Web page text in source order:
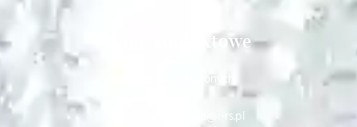
Dane kontaktowe
Dla osób zadłużonych
e-mail: windykacja@i-rs.pl